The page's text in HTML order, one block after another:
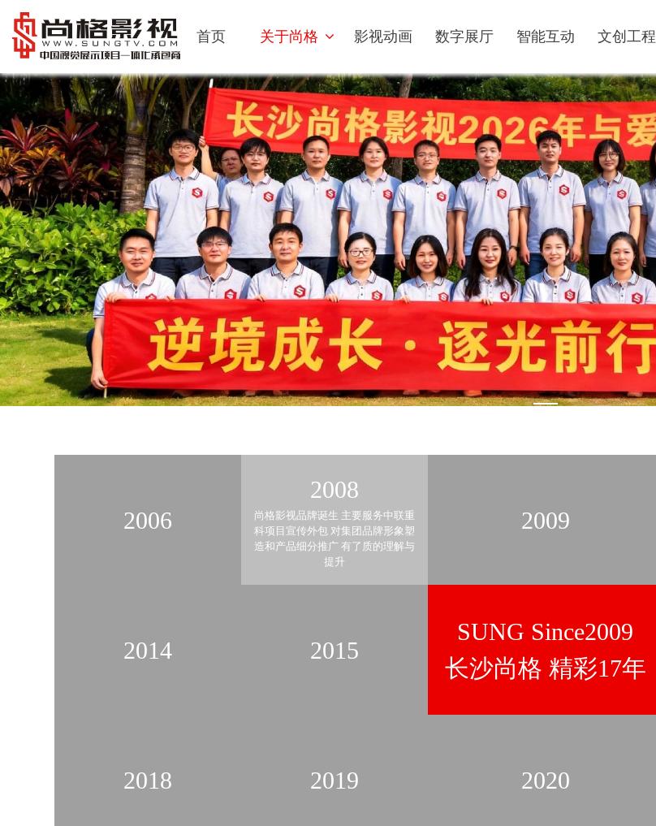
首页 关于尚格 影视动画 数字展厅 智能互动 文创工程
2006
2008
尚格影视品牌诞生 主要服务中联重
科项目宣传外包 对集团品牌形象塑
造和产品细分推广 有了质的理解与
提升
2009
2014 2015
SUNG Since2009
长沙尚格 精彩17年
2018 2019 2020